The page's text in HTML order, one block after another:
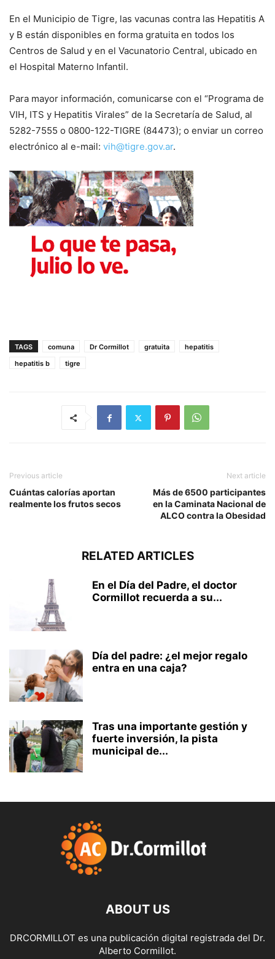
En el Municipio de Tigre, las vacunas contra las Hepatitis A
y B están disponibles en forma gratuita en todos los
Centros de Salud y en el Vacunatorio Central, ubicado en
el Hospital Materno Infantil.
Para mayor información, comunicarse con el “Programa de
VIH, ITS y Hepatitis Virales” de la Secretaría de Salud, al
5282-7555 o 0800-122-TIGRE (84473); o enviar un correo
electrónico al e-mail: vih@tigre.gov.ar.
TAGS comuna Dr Cormillot gratuita
hepatitis
hepatitis b
tigre
Previous article
Cuántas calorías aportan
realmente los frutos secos
Next article
Más de 6500 participantes
en la Caminata Nacional de
ALCO contra la Obesidad
RELATED ARTICLES
En el Día del Padre, el doctor
Cormillot recuerda a su...
Día del padre: ¿el mejor regalo
entra en una caja?
Tras una importante gestión y
fuerte inversión, la pista
municipal de...
ABOUT US
DRCORMILLOT es una publicación digital registrada del Dr.
Alberto Cormillot.